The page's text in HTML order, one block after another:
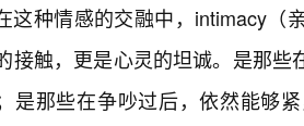
这种情感的交融中，intimacy（
接触，更是心灵的坦诚。是那
是那些在争吵过后，依然能够